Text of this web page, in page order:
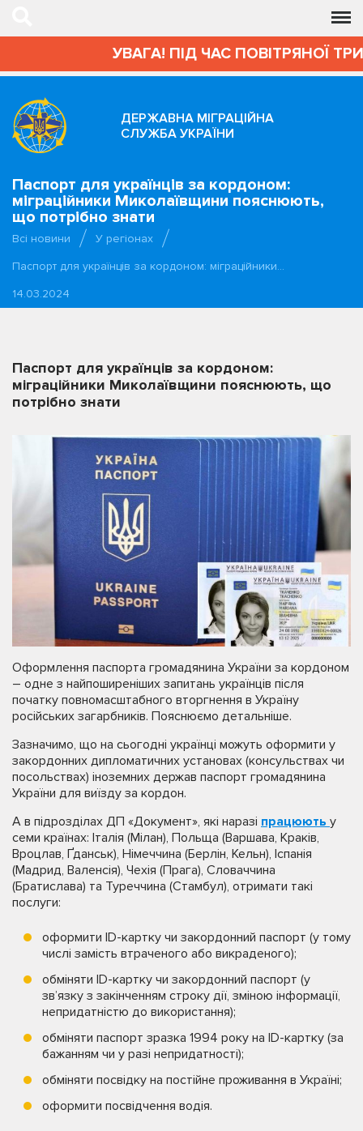
УВАГА! ПІД ЧАС ПОВІТРЯНОЇ
ДЕРЖАВНА МІГРАЦІЙНА
СЛУЖБА УКРАЇНИ
Паспорт для українців за кордоном:
міграційники Миколаївщини пояснюють,
що потрібно знати
Всі новини
У регіонах
Паспорт для українців за кордоном: міграційники…
14.03.2024
Паспорт для українців за кордоном:
міграційники Миколаївщини пояснюють, що
потрібно знати
Оформлення паспорта громадянина України за кордоном
– одне з найпоширеніших запитань українців після
початку повномасштабного вторгнення в Україну
російських загарбників. Пояснюємо детальніше.
Зазначимо, що на сьогодні українці можуть оформити у
закордонних дипломатичних установах (консульствах чи
посольствах) іноземних держав паспорт громадянина
України для виїзду за кордон.
А в підрозділах ДП «Документ», які наразі працюють у
семи країнах: Італія (Мілан), Польща (Варшава, Краків,
Вроцлав, Ґданськ), Німеччина (Берлін, Кельн), Іспанія
(Мадрид, Валенсія), Чехія (Прага), Словаччина
(Братислава) та Туреччина (Стамбул), отримати такі
послуги:
оформити ID-картку чи закордонний паспорт (у тому
числі замість втраченого або викраденого);
обміняти ID-картку чи закордонний паспорт (у
зв’язку з закінченням строку дії, зміною інформації,
непридатністю до використання);
обміняти паспорт зразка 1994 року на ID-картку (за
бажанням чи у разі непридатності);
обміняти посвідку на постійне проживання в Україні;
оформити посвідчення водія.